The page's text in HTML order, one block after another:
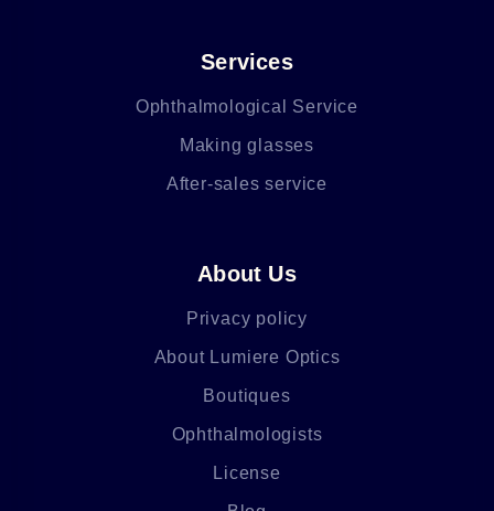
Services
Ophthalmological Service
Making glasses
After-sales service
About Us
Privacy policy
About Lumiere Optics
Boutiques
Ophthalmologists
License